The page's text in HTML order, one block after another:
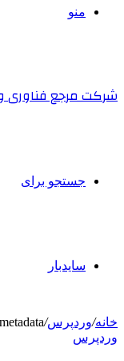
منو
شرکت مرجع فناوری
جستجو برای
سایدبار
خانه/وردپرس/
وردپرس